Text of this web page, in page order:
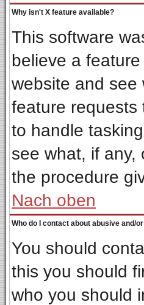
Why isn't X feature available?
This software
believe a
website and see
feature requests
to handle
see what, if any,
the procedure
Nach oben
Who do I contact about abusive and/
You should
this you should
who you should